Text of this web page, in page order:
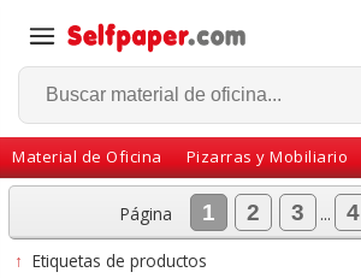
Material de Oficina Pizarras y Mobiliario
Volver
Página 1 2 3 ... 4
↑Etiquetas de productos